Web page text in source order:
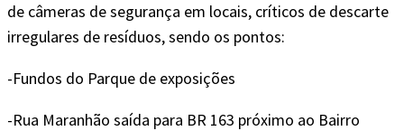
de câmeras de segurança em locais, críticos de descarte
irregulares de resíduos, sendo os pontos:
-Fundos do Parque de exposições
-Rua Maranhão saída para BR 163 próximo ao Bairro